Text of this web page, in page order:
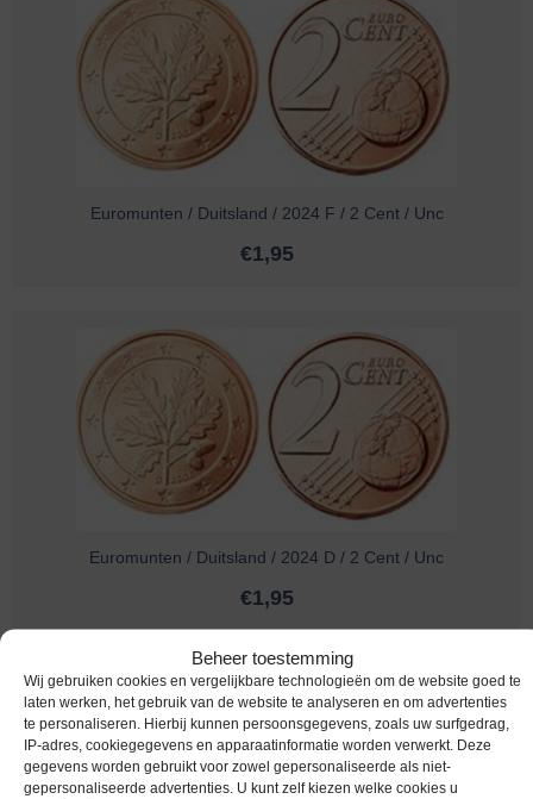
Beheer toestemming
Wij gebruiken cookies en vergelijkbare technologieën om de website goed te
laten werken, het gebruik van de website te analyseren en om advertenties
te personaliseren. Hierbij kunnen persoonsgegevens, zoals uw surfgedrag,
IP-adres, cookiegegevens en apparaatinformatie worden verwerkt. Deze
gegevens worden gebruikt voor zowel gepersonaliseerde als niet-
gepersonaliseerde advertenties. U kunt zelf kiezen welke cookies u
Euromunten / Duitsland / 2024 F / 2 Cent / Unc
€1,95
Euromunten / Duitsland / 2024 D / 2 Cent / Unc
€1,95